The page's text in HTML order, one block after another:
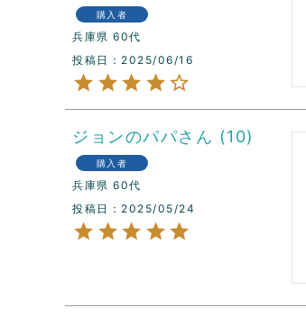
購入者
兵庫県 60代
投稿日
2025/06/16
ジョンのパパ 10
購入者
兵庫県 60代
投稿日
2025/05/24